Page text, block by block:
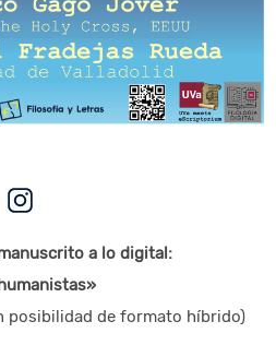
a lo digital:
posibilidad de formato híbrido)